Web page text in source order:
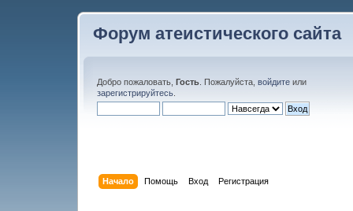
Форум атеистического сайта
Добро пожаловать, Гость . Пожалуйста, войдите или
зарегистрируйтесь
Начало Помощь Вход Регистрация